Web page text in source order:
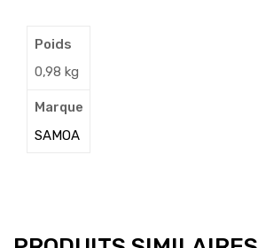
Poids
0,98 kg
Marque
SAMOA